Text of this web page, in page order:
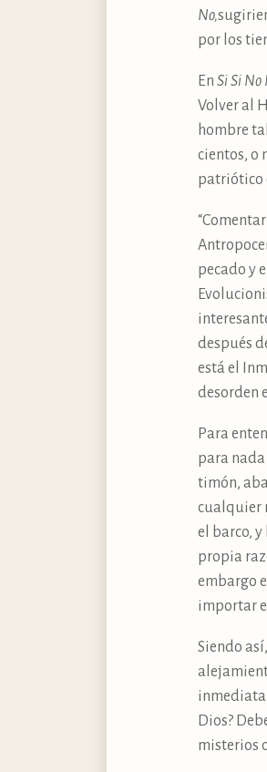
No,
por los
En Si Si No
Volver al
hombre
cientos, o
patriótico
pecado y
después
está el
desorden
Para
para
timón,
cualquier
el barco,
propia
embargo
importar
Siendo
Dios?
misterios